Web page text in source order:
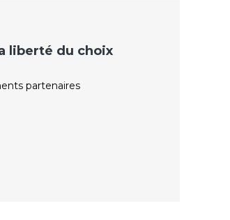
liberté du choix
partenaires